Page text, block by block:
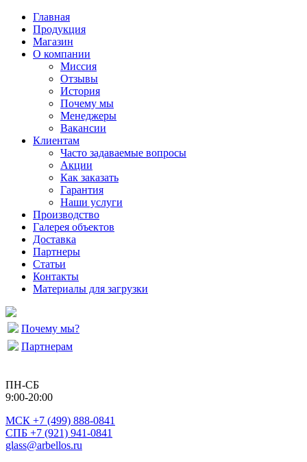
Главная
Продукция
Магазин
О компании
Миссия
Отзывы
История
Почему мы
Менеджеры
Вакансии
Клиентам
Часто задаваемые вопросы
Акции
Как заказать
Гарантия
Наши услуги
Производство
Галерея объектов
Доставка
Партнеры
Статьи
Контакты
Материалы для загрузки
Почему мы?
Партнерам
ПН-СБ
9:00-20:00
МСК +7 (499) 888-0841
СПБ +7 (921) 941-0841
glass@arbellos.ru